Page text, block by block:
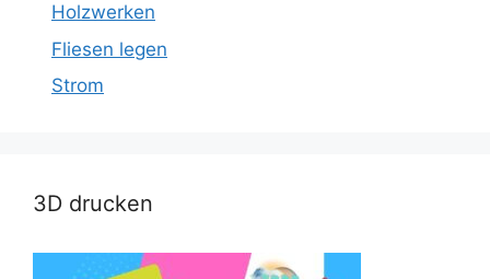
Holzwerken
Fliesen legen
Strom
3D drucken